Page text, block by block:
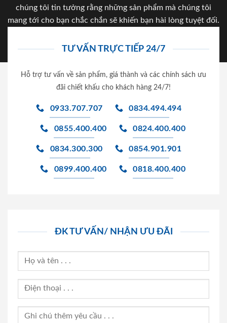
chúng tôi tin tưởng rằng những sản phẩm mà chúng tôi
mang tới cho bạn chắc chắn sẽ khiến bạn hài lòng tuyệt đối.
TƯ VẤN TRỰC TIẾP 24/7
Hỗ trợ tư vấn về sản phẩm, giá thành và các chính sách ưu
đãi chiết khấu cho khách hàng 24/7!
0933.707.707 0834.494.494
0855.400.400 0824.400.400
0834.300.300 0854.901.901
0899.400.400 0818.400.400
ĐK TƯ VẤN/ NHẬN ƯU ĐÃI